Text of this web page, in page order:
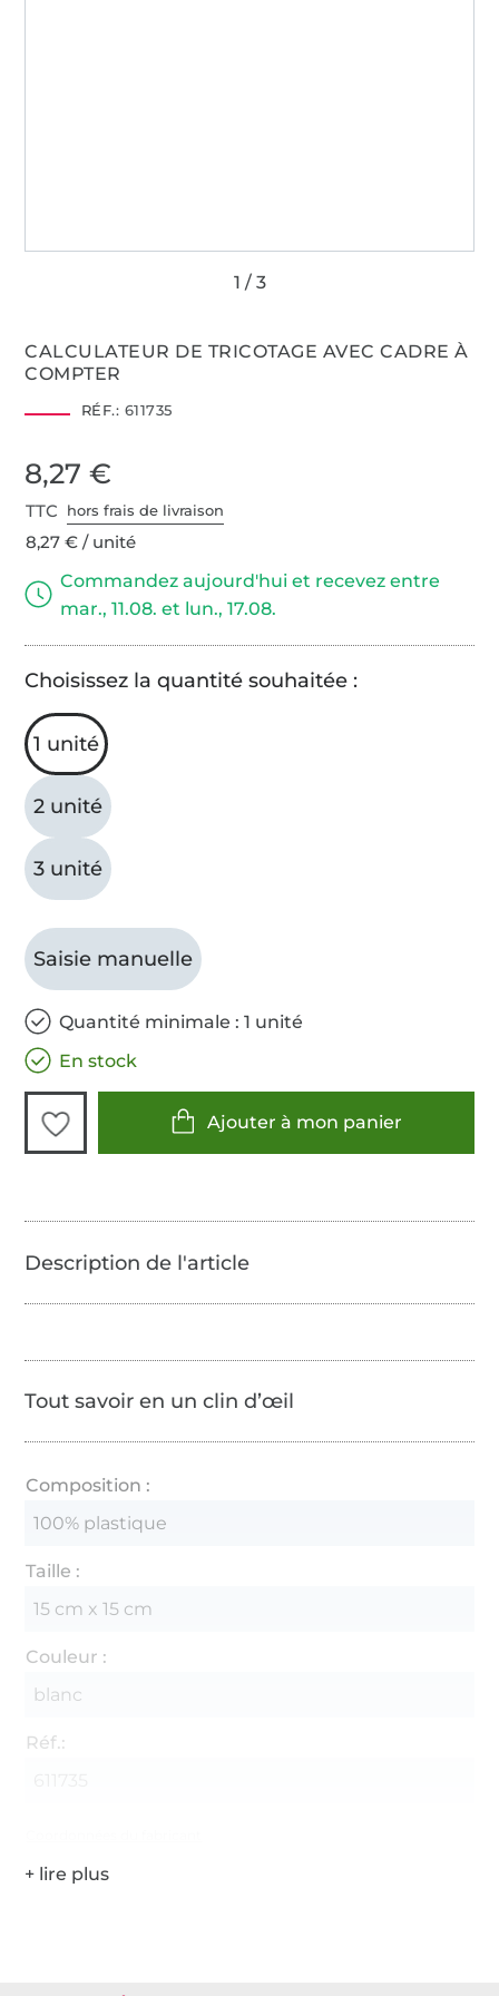
CALCULATEUR DE TRICOTAGE AVEC CADRE À
COMPTER
RÉF.: 611735
8,27 €
TTC hors frais de livraison
8,27 € / unité
Commandez aujourd'hui et recevez entre
mar., 11.08. et lun., 17.08.
Choisissez la quantité souhaitée :
1 unité
2 unité
3 unité
Saisie manuelle
Quantité minimale : 1 unité
En stock
Ajouter à mon panier
Tout savoir en un clin d’œil
Composition :
100% plastique
Taille :
15 cm x 15 cm
Couleur :
blanc
Réf.: